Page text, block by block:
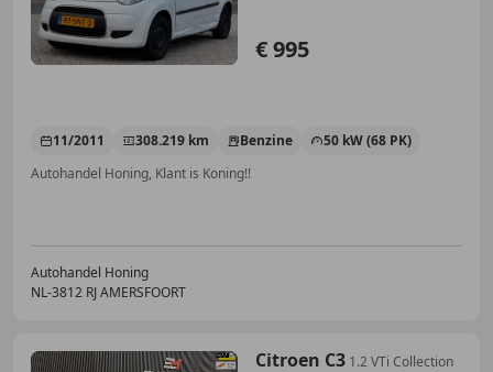
€ 995
11/2011 308.219 km Benzine
50 kW (68 PK)
Autohandel Honing, Klant is Koning!!
Autohandel Honing
NL-3812 RJ AMERSFOORT
Citroen C3 1.2 VTi Collection